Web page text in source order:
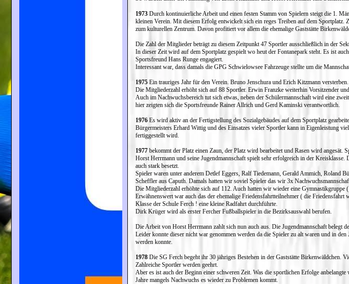
1973 Durch kontinuierliche Arbeit und einen festen Stamm von Spielern steigt die 1.
kleinen Verein. Mit diesem Erfolg entwickelt sich ein reges Treiben auf dem
zum kulturellen Zentrum. Davon profitiert vor allem die ehemalige Gaststätte
Die Zahl der Mitglieder beträgt zu diesem Zeitpunkt 47 Sportler ausschließlich in der
In dieser Zeit wird auf dem Sportplatz gespielt wo heut der Fontanepark steht. Es ist
Sportsfreund Hans Runge engagiert.
Interessant war, dass damals die GPG Schwielowsee Fahrzeuge stellte um die
1975 Ein trauriges Jahr für den Verein. Bruno Jenschura und Erich Kitzmann
Die Mitgliederzahl erhöht sich auf 88 Sportler. Erwin Franzke weiterhin Vorsitzender
Auch im Nachwuchsbereich tut sich etwas, neben der Schülermannschaft wird eine
hier zeigten sich die Sportsfreunde Rainer Allrich und Gerd Kaminski verantwortlich.
1976 Es wird aktiv an der Fertigstellung des Sozialgebäudes auf dem Sportplatz
Bürgermeisters Erhard Wittig und des Einsatzes vieler Sportler kann in Eigenleistung
fertiggestellt wird.
1977 bekommt der Platz einen Zaun, der Platz wird bearbeitet und Rasen wird
Horst Herrmann und seine Jugendmannschaft spielt sehr erfolgreich in der
auch stark besetzt.
Spieler waren unter anderem Detlef Eggers, Ralf Tiedemann, Gerald Ammich, Roland
Scheffler aus Caputh. Damals hatten wir soviel Spieler das wir 3x
Die Mitgliederzahl erhöhte sich auf 112. Auch hatten wir wieder eine Gymnastikgruppe
Erwähnenswert war auch das der ehemalige Friedensfahrtteilnehmer ( die
Klasse der Schule Ferch ! eine kleine Radfahrt durchführte.
Dirk Krüger wird als erster Fercher Fußballspieler in die Bezirksauswahl berufen.
Die Arbeit von Horst Herrmann zahlt sich nun auch aus. Die Jugendmannschaft belegt
Leider konnte dieser nicht war genommen werden da die Spieler zu alt waren und in
werden konnte.
1978 Die SG Ferch begeht ihr 30 jähriges Bestehen in der Gaststätte Birkenwäldchen.
Zahlreiche Sportler werden geehrt.
Aber es ist auch der Beginn einer schweren Zeit. Was die sportlichen Erfolge
Jahre mangels Nachwuchs es wieder zu Problemen kommt.